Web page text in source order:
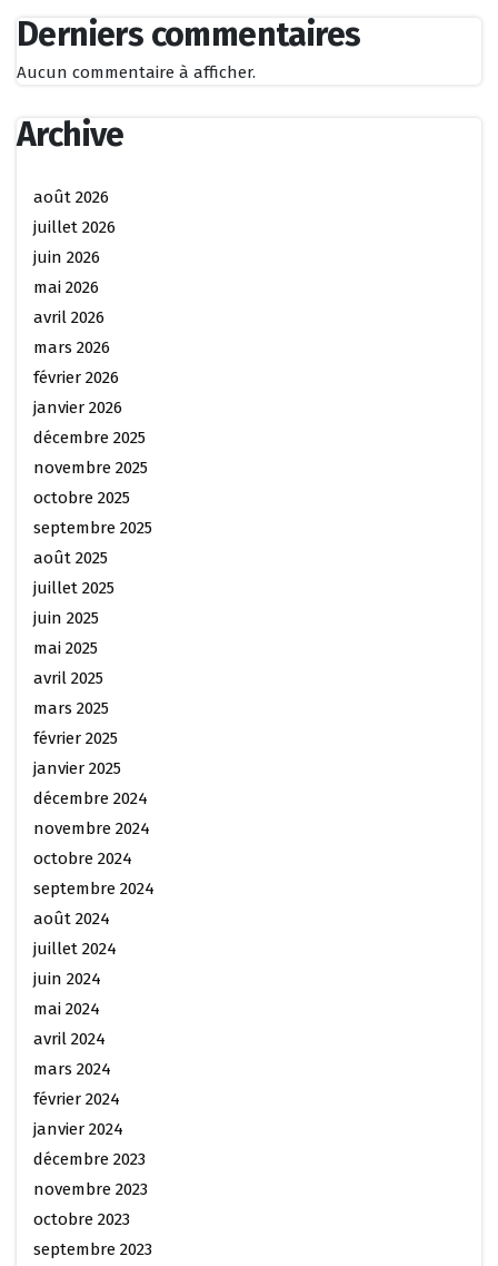
Derniers commentaires
Aucun commentaire à afficher.
Archive
août 2026
juillet 2026
juin 2026
mai 2026
avril 2026
mars 2026
février 2026
janvier 2026
décembre 2025
novembre 2025
octobre 2025
septembre 2025
août 2025
juillet 2025
juin 2025
mai 2025
avril 2025
mars 2025
février 2025
janvier 2025
décembre 2024
novembre 2024
octobre 2024
septembre 2024
août 2024
juillet 2024
juin 2024
mai 2024
avril 2024
mars 2024
février 2024
janvier 2024
décembre 2023
novembre 2023
octobre 2023
septembre 2023